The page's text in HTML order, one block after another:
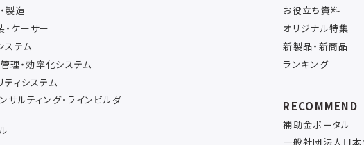
製造
・ケーサー
ステム
理・効率化システム
ティシステム
サルティング・ラインビルダ
お役立ち資料
オリジナル特集
新製品・新商品
ランキング
RECOMMEND
補助金ポータル
一般社団法人日